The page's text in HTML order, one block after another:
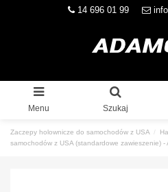
14 696 01 99
Menu Szukaj
Zaczepy holownicze do samochodów z USA
samochodów z USA (standardowe zawieszenie) -